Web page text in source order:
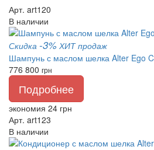
Арт. art120
В наличии
Скидка -3% ХИТ продаж
Шампунь с маслом шелка Alter Ego
776 800 грн
Подробнее
экономия 24 грн
Арт. art123
В наличии